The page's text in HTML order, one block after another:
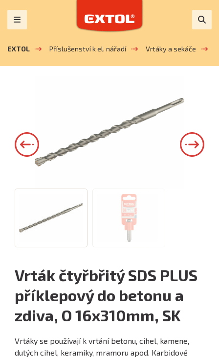
EXTOL Příslušenství k el. nářadí Vrtáky a sekáče
Vrták čtyřbřitý SDS PLUS
příklepový do betonu a
zdiva, O 16x310mm, SK
Vrtáky se používají k vrtání betonu, cihel, kamene,
dutých cihel, keramiky, mramoru apod. Karbidové